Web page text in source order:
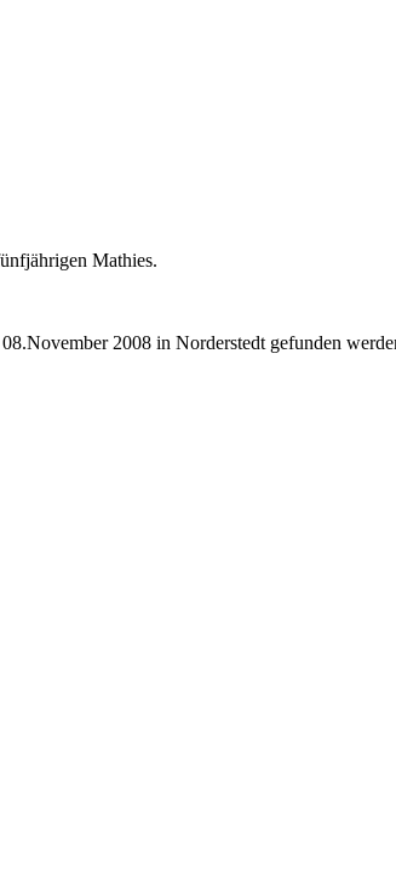
Mathies.
2008 in Norderstedt gefunden